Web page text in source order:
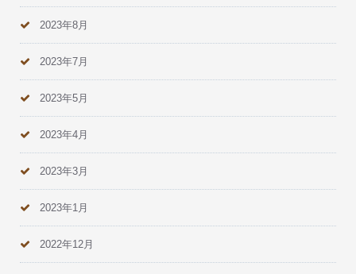
2023年8月
2023年7月
2023年5月
2023年4月
2023年3月
2023年1月
2022年12月